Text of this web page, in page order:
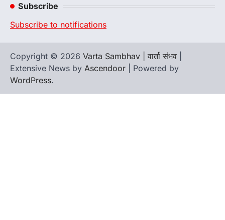
Subscribe
Subscribe to notifications
Copyright © 2026 Varta Sambhav | वार्ता संभव
Extensive News by Ascendoor | Powered by
WordPress.